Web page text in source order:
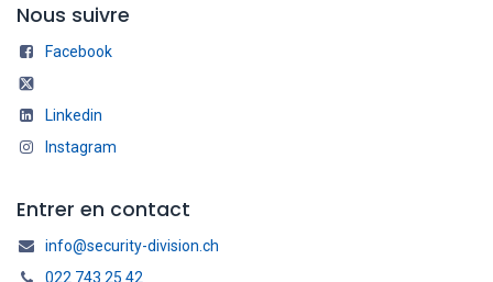
Nous suivre
Facebook
Linkedin
Instagram
Entrer en contact
info@security-division.ch
022 743 25 42